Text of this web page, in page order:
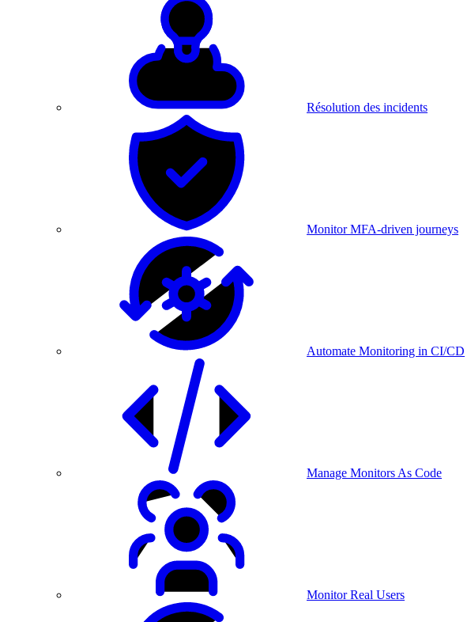
Résolution des incidents
Monitor MFA-driven journeys
Automate Monitoring in CI/CD
Manage Monitors As Code
Monitor Real Users